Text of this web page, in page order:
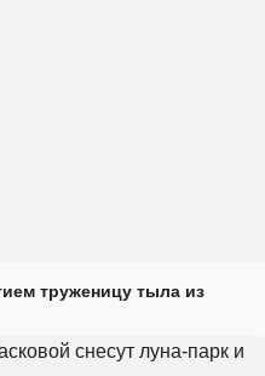
труженицу тыла из